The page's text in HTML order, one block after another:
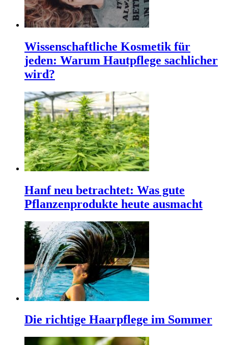
Wissenschaftliche Kosmetik für
jeden: Warum Hautpflege sachlicher
wird?
Hanf neu betrachtet: Was gute
Pflanzenprodukte heute ausmacht
Die richtige Haarpflege im Sommer